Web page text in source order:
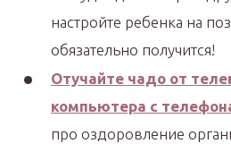
настройте ребенка на
обязательно получится!
Отучайте чадо от
компьютера с
про оздоровление